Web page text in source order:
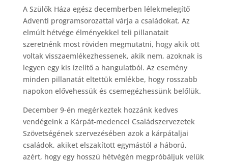
A Szülők Háza egész decemberben lélekmelegítő
Adventi programsorozattal várja a családokat. Az
elmúlt hétvége élményekkel teli pillanatait
szeretnénk most röviden megmutatni, hogy akik ott
voltak visszaemlékezhessenek, akik nem, azoknak is
legyen egy kis ízelítő a hangulatból. Az esemény
minden pillanatát eltettük emlékbe, hogy rosszabb
napokon elővehessük és csemegézhessünk belőlük.
December 9-én megérkeztek hozzánk kedves
vendégeink a Kárpát-medencei Családszervezetek
Szövetségének szervezésében azok a kárpátaljai
családok, akiket elszakított egymástól a háború,
azért, hogy egy hosszú hétvégén megpróbáljuk velük